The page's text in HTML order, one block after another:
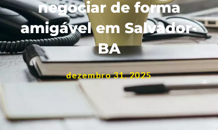
negociar de forma
amigável em Salvador-
BA
dezembro 31, 2025